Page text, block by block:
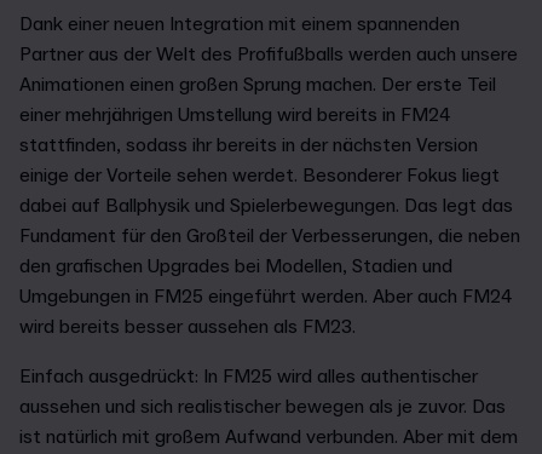
Dank einer neuen Integration mit einem spannenden
Partner aus der Welt des Profifußballs werden auch unsere
Animationen einen großen Sprung machen. Der erste Teil
einer mehrjährigen Umstellung wird bereits in FM24
stattfinden, sodass ihr bereits in der nächsten Version
einige der Vorteile sehen werdet. Besonderer Fokus liegt
dabei auf Ballphysik und Spielerbewegungen. Das legt das
Fundament für den Großteil der Verbesserungen, die neben
den grafischen Upgrades bei Modellen, Stadien und
Umgebungen in FM25 eingeführt werden. Aber auch FM24
wird bereits besser aussehen als FM23.
Einfach ausgedrückt: In FM25 wird alles authentischer
aussehen und sich realistischer bewegen als je zuvor. Das
ist natürlich mit großem Aufwand verbunden. Aber mit dem